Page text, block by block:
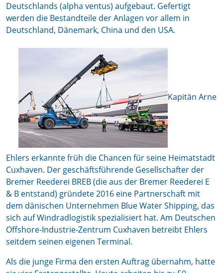
Deutschlands (alpha ventus) aufgebaut. Gefertigt
werden die Bestandteile der Anlagen vor allem in
Deutschland, Dänemark, China und den USA.
Kapitän Arne
Ehlers erkannte früh die Chancen für seine Heimatstadt
Cuxhaven. Der geschäftsführende Gesellschafter der
Bremer Reederei BREB (die aus der Bremer Reederei E
& B entstand) gründete 2016 eine Partnerschaft mit
dem dänischen Unternehmen Blue Water Shipping, das
sich auf Windradlogistik spezialisiert hat. Am Deutschen
Offshore-Industrie-Zentrum Cuxhaven betreibt Ehlers
seitdem seinen eigenen Terminal.
Als die junge Firma den ersten Auftrag übernahm, hatte